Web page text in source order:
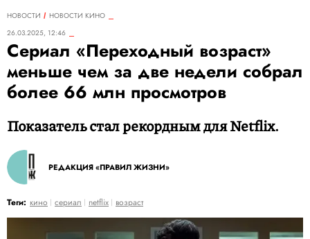
НОВОСТИ
НОВОСТИ КИНО
26.03.2025, 12:46
Сериал «Переходный возраст»
меньше чем за две недели собрал
более 66 млн просмотров
Показатель стал рекордным для Netflix.
РЕДАКЦИЯ «ПРАВИЛ ЖИЗНИ»
Теги: кино сериал netflix возраст